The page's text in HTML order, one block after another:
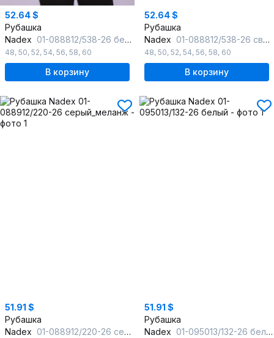
52.64 $
Рубашка
Nadex 01-088812/538-26 белый
48, 50, 52, 54, 56, 58, 60
В корзину
52.64 $
Рубашка
Nadex 01-088812/538-26 светло-голубой
48, 50, 52, 54, 56, 58, 60
В корзину
51.91 $
Рубашка
Nadex 01-088912/220-26 серый_меланж
51.91 $
Рубашка
Nadex 01-095013/132-26 белый